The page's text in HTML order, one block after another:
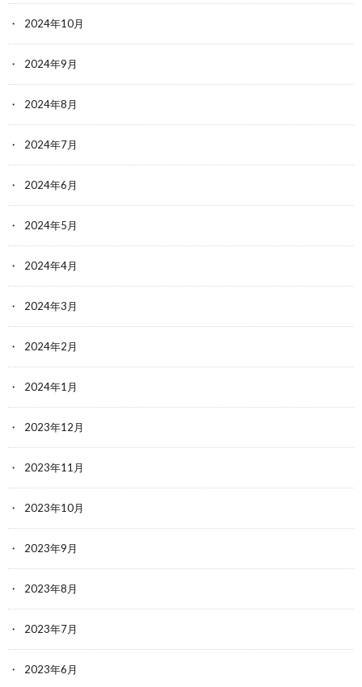
2024年10月
2024年9月
2024年8月
2024年7月
2024年6月
2024年5月
2024年4月
2024年3月
2024年2月
2024年1月
2023年12月
2023年11月
2023年10月
2023年9月
2023年8月
2023年7月
2023年6月